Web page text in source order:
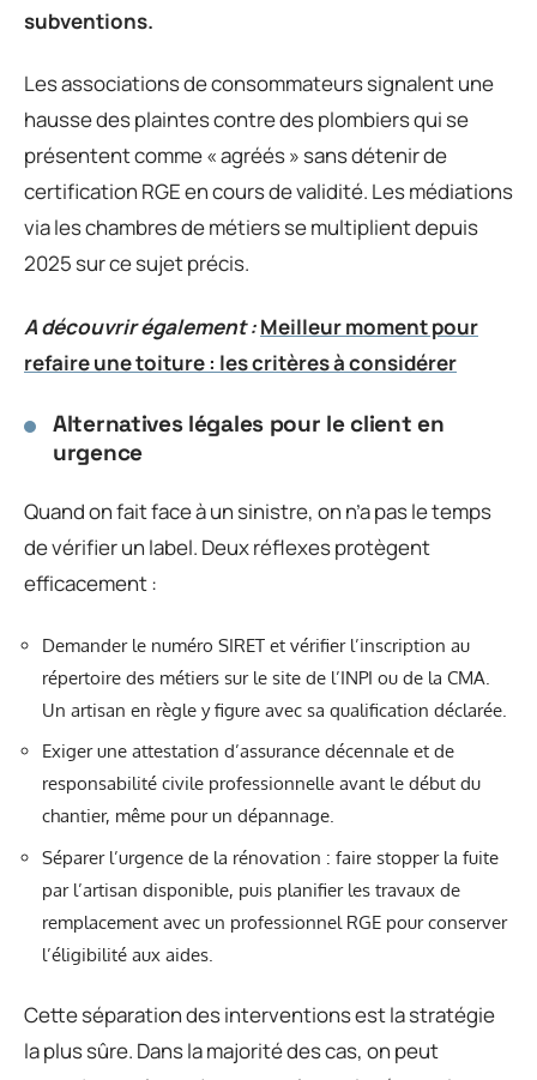
subventions.
Les associations de consommateurs signalent une
hausse des plaintes contre des plombiers qui se
présentent comme « agréés » sans détenir de
certification RGE en cours de validité. Les médiations
via les chambres de métiers se multiplient depuis
2025 sur ce sujet précis.
A découvrir également :Meilleur moment pour
refaire une toiture : les critères à considérer
Alternatives légales pour le client en
urgence
Quand on fait face à un sinistre, on n’a pas le temps
de vérifier un label. Deux réflexes protègent
efficacement :
Demander le numéro SIRET et vérifier l’inscription au
répertoire des métiers sur le site de l’INPI ou de la CMA.
Un artisan en règle y figure avec sa qualification déclarée.
Exiger une attestation d’assurance décennale et de
responsabilité civile professionnelle avant le début du
chantier, même pour un dépannage.
Séparer l’urgence de la rénovation : faire stopper la fuite
par l’artisan disponible, puis planifier les travaux de
remplacement avec un professionnel RGE pour conserver
l’éligibilité aux aides.
Cette séparation des interventions est la stratégie
la plus sûre. Dans la majorité des cas, on peut